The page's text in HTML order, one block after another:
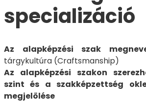
specializáció
Az alapképzési szak
tárgykultúra (Craftsmanship)
Az alapképzési szakon
szint és a szakképzettség
megjelölése